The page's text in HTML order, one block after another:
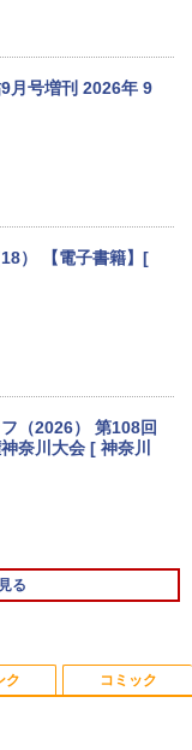
カメラ Wi-Fi
料無料 90日保証
VJP111 Core i
メモリ4GB Blueto
WPS-Offic
インテル Celeron C
Office 2024付き
選択可 SSD128G
テンキー ビジネス
期設定不要 店長お
PC ノート パソコ
】新生活応援 新春
パソコン NEC Vers
り 第6世代Core i
＋Office2019
トカット モニター
MGM25IC04-F2
【最短即日発送】
インチモニター デ
ー ASUS 液晶ディ
22型 1920×1080 応
ュレート100Hz IP
5年保証付き 動画
強】黒/白 モニター
ニター 100Hz ゲ
24インチ 1920*
角度調整 VESA Fre
スピーカー内蔵 kk
冠獲得】黒/白 モ
月号増刊 2026年 9
） 【電子書籍】[
（2026） 第108回
奈川大会 [ 神奈川
る
ク コミック